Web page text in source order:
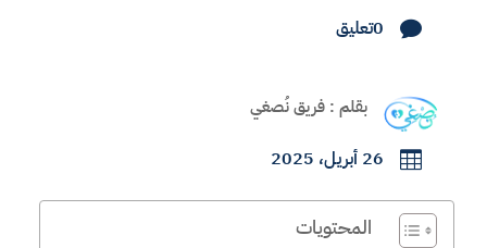
 0تعليق
بقلم : فريق نُصغي
 26 أبريل، 2025
المحتويات